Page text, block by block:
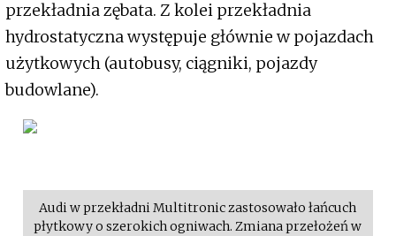
przekładnia zębata. Z kolei przekładnia
hydrostatyczna występuje głównie w pojazdach
użytkowych (autobusy, ciągniki, pojazdy
budowlane).
Audi w przekładni Multitronic zastosowało łańcuch
płytkowy o szerokich ogniwach. Zmiana przełożeń w